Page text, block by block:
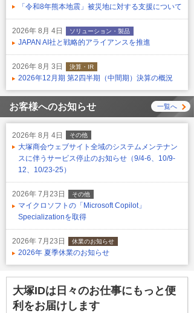
「令和8年熊本地震」被災地に対する支援について
2026年 8月 4日 ソリューション・製品
JAPAN AI社と戦略的アライアンスを推進
2026年 8月 3日 決算・IR
2026年12月期 第2四半期（中間期）決算の概況
お客様へのお知らせ 一覧へ
2026年 8月 4日 その他
大塚商会ウェブサイト全域のシステムメンテナン
スに伴うサービス停止のお知らせ（9/4-6、10/9-
12、10/23-25）
2026年 7月23日 その他
マイクロソフトの「Microsoft Copilot」
Specializationを取得
2026年 7月23日 休業のお知らせ
2026年 夏季休業のお知らせ
大塚IDは日々のお仕事にもっと便
利をお届けします